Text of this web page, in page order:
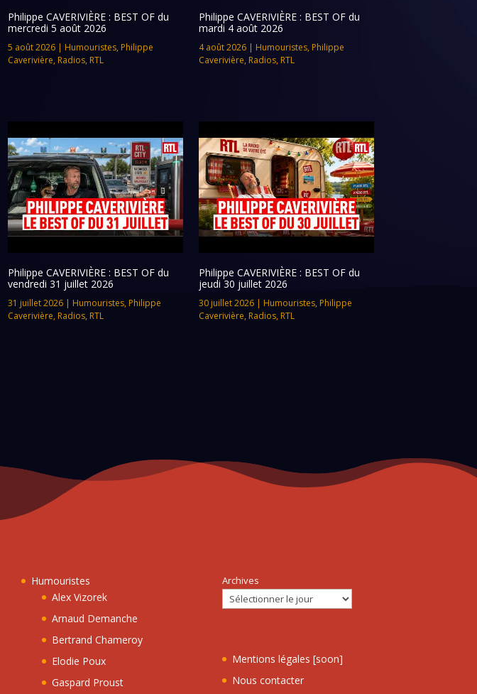
Philippe CAVERIVIÈRE : BEST OF du
mercredi 5 août 2026
5 août 2026| Humouristes, Philippe
Caverivière, Radios, RTL
Philippe CAVERIVIÈRE : BEST OF du
mardi 4 août 2026
4 août 2026| Humouristes, Philippe
Caverivière, Radios, RTL
Philippe CAVERIVIÈRE : BEST OF du
vendredi 31 juillet 2026
31 juillet 2026| Humouristes, Philippe
Caverivière, Radios, RTL
Philippe CAVERIVIÈRE : BEST OF du
jeudi 30 juillet 2026
30 juillet 2026| Humouristes, Philippe
Caverivière, Radios, RTL
Humouristes
Alex Vizorek
Arnaud Demanche
Bertrand Chameroy
Elodie Poux
Gaspard Proust
Archives
Mentions légales [soon]
Nous contacter